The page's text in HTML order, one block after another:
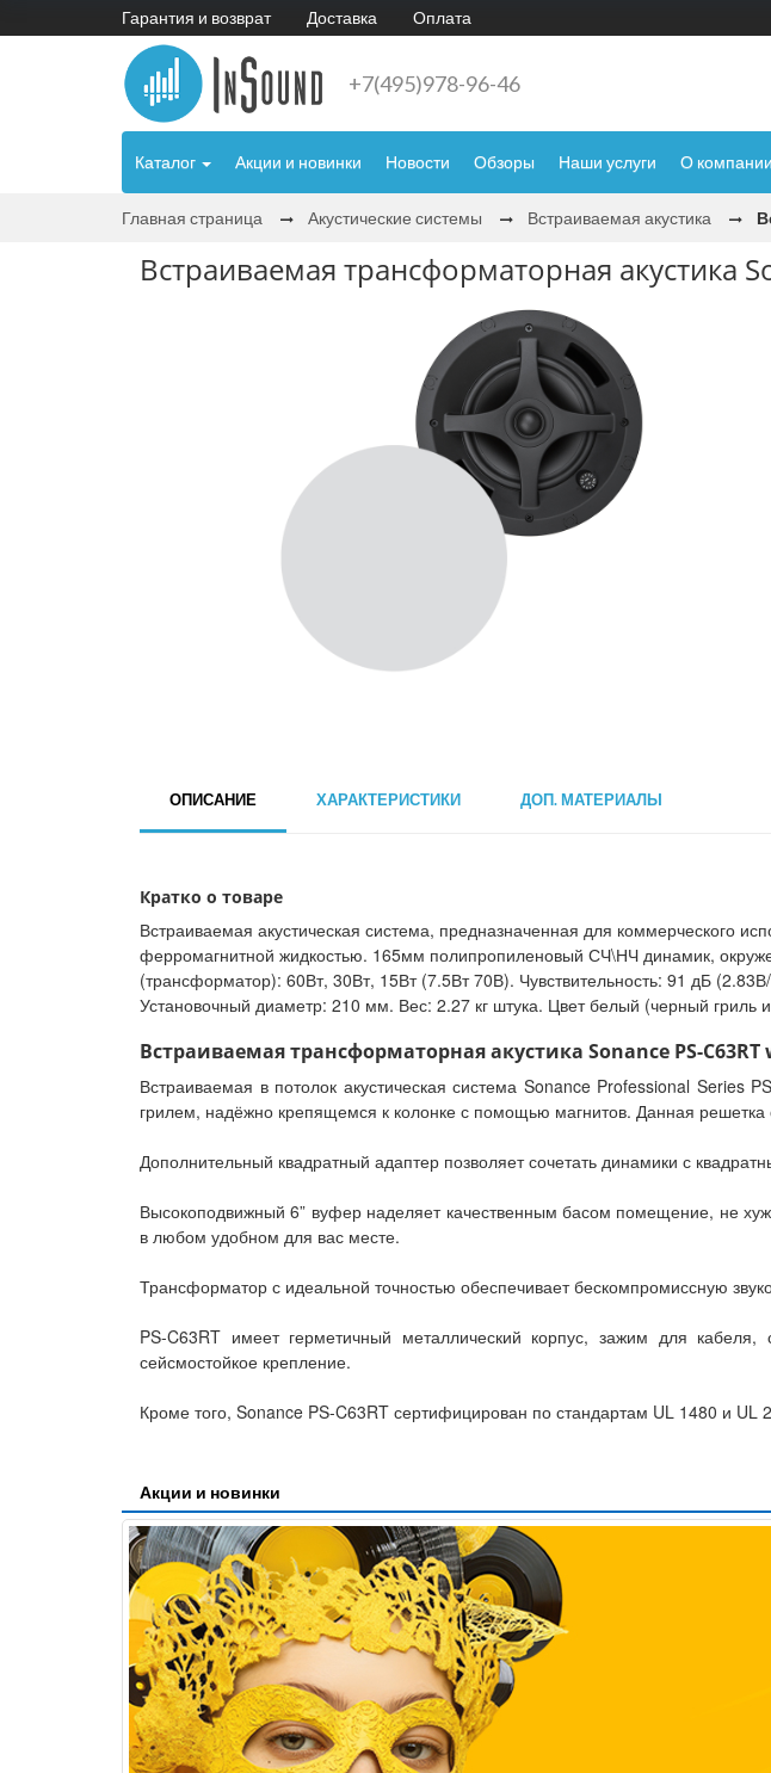
Гарантия и возврат Доставка Оплата
+7(495)978-96-46
Каталог Акции и новинки Новости Обзоры Наши услуги О компании
Главная страница Акустические системы Встраиваемая акустика
Встраиваемая трансформаторная акустика
ОПИСАНИЕ ХАРАКТЕРИСТИКИ ДОП. МАТЕРИАЛЫ
Кратко о товаре
Встраиваемая акустическая система, предназначенная для коммерческого
ферромагнитной жидкостью. 165мм полипропиленовый СЧ\НЧ динамик,
(трансформатор): 60Вт, 30Вт, 15Вт (7.5Вт 70В). Чувствительность: 91 дБ
Установочный диаметр: 210 мм. Вес: 2.27 кг штука. Цвет белый (черный
Встраиваемая трансформаторная акустика Sonance PS-
Встраиваемая в потолок акустическая система Sonance Professional
грилем, надёжно крепящемся к колонке с помощью магнитов. Данная
Дополнительный квадратный адаптер позволяет сочетать динамики с
Высокоподвижный 6” вуфер наделяет качественным басом помещение, не
в любом удобном для вас месте.
Трансформатор с идеальной точностью обеспечивает бескомпромиссную
PS-C63RT имеет герметичный металлический корпус, зажим для
сейсмостойкое крепление.
Кроме того, Sonance PS-C63RT сертифицирован по стандартам UL 1480 и UL
Акции и новинки